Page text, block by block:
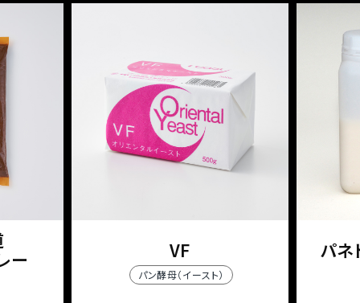
ー
VF
パン酵母（イースト）
パネ